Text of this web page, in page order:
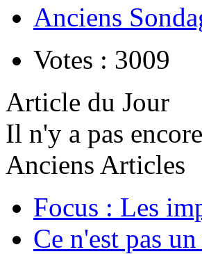
Anciens
Votes : 3009
Article du Jour
Il n'y a pas
Anciens Articles
Focus : Les
Ce n'est pas